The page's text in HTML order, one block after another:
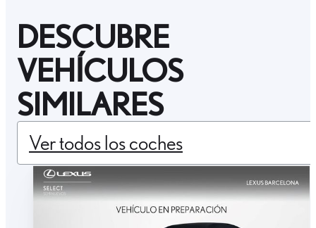
DESCUBRE
VEHÍCULOS
SIMILARES
Ver todos los coches